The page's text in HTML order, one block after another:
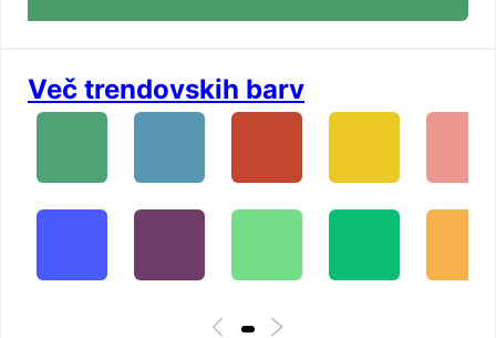
Več trendovskih barv